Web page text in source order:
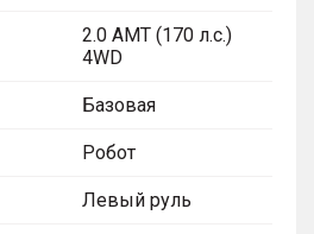
2.0 AMT (170 л.с.)
4WD
Базовая
Робот
Левый руль